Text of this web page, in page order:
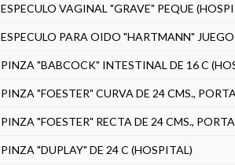
ESPECULO VAGINAL "GRAVE" PEQUE
ESPECULO PARA OIDO "HARTMANN"
PINZA "BABCOCK" INTESTINAL DE 16 C
PINZA "FOESTER" CURVA DE 24 CMS.,
PINZA "FOESTER" RECTA DE 24 CMS.,
PINZA "DUPLAY" DE 24 C (HOSPITAL)